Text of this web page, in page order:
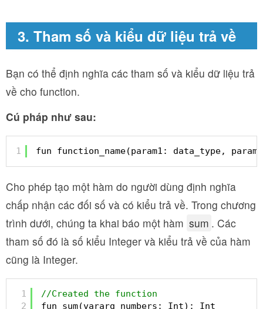
3. Tham số và kiểu dữ liệu trả về
Bạn có thể định nghĩa các tham số và kiểu dữ liệu trả
về cho function.
Cú pháp như sau:
1 fun function_name(param1: data_type,
Cho phép tạo một hàm do người dùng định nghĩa
chấp nhận các đối số và có kiểu trả về. Trong chương
trình dưới, chúng ta khai báo một hàm sum . Các
tham số đó là số kiểu Integer và kiểu trả về của hàm
cũng là Integer.
1
2
//Created the function
fun sum(vararg numbers: Int): Int